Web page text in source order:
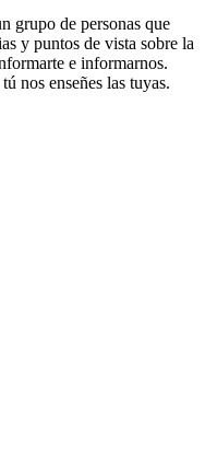
grupo de personas que
y puntos de vista sobre la
e informarnos.
nos enseñes las tuyas.